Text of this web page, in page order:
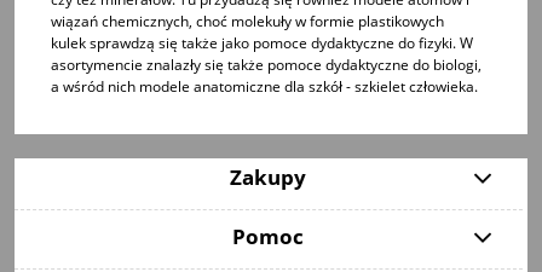
wiązań chemicznych, choć molekuły w formie plastikowych
kulek sprawdzą się także jako pomoce dydaktyczne do fizyki. W
asortymencie znalazły się także pomoce dydaktyczne do biologi,
a wśród nich modele anatomiczne dla szkół - szkielet człowieka.
Zakupy
Pomoc